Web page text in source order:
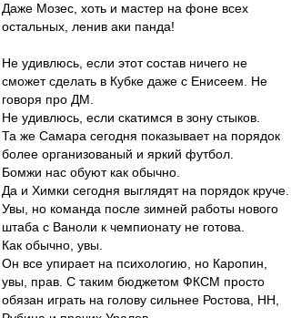
Даже Мозес, хоть и мастер на фоне всех
остальных, ленив аки панда!
Не удивлюсь, если этот состав ничего не
сможет сделать в Кубке даже с Енисеем. Не
говоря про ДМ.
Не удивлюсь, если скатимся в зону стыков.
Та же Самара сегодня показывает на порядок
более организованый и яркий футбол.
Бомжи нас обуют как обычно.
Да и Химки сегодня выглядят на порядок круче.
Увы, но команда после зимней работы нового
штаба с Ваноли к чемпионату не готова.
Как обычно, увы.
Он все упирает на психологию, но Каропин,
увы, прав. С таким бюджетом ФКСМ просто
обязан играть на голову сильнее Ростова, НН,